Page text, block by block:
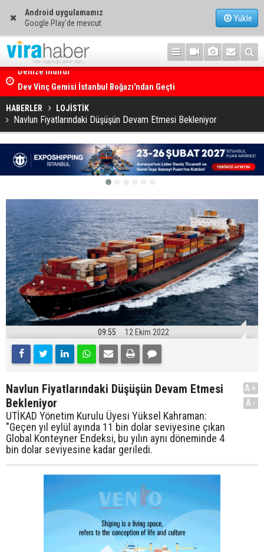
Android uygulamamız
Google Play'de mevcut
Yükle
Dev Vinç Gemisi İstanbul Boğazı'ndan Geçti
HABERLER LOJİSTİK
Navlun Fiyatlarındaki Düşüşün Devam Etmesi Bekleniyor
09:55 12 Ekim 2022
Navlun Fiyatlarındaki Düşüşün Devam Etmesi
Bekleniyor
UTİKAD Yönetim Kurulu Üyesi Yüksel Kahraman:
"Geçen yıl eylül ayında 11 bin dolar seviyesine çıkan
Global Konteyner Endeksi, bu yılın aynı döneminde 4
bin dolar seviyesine kadar geriledi.
A+
A-